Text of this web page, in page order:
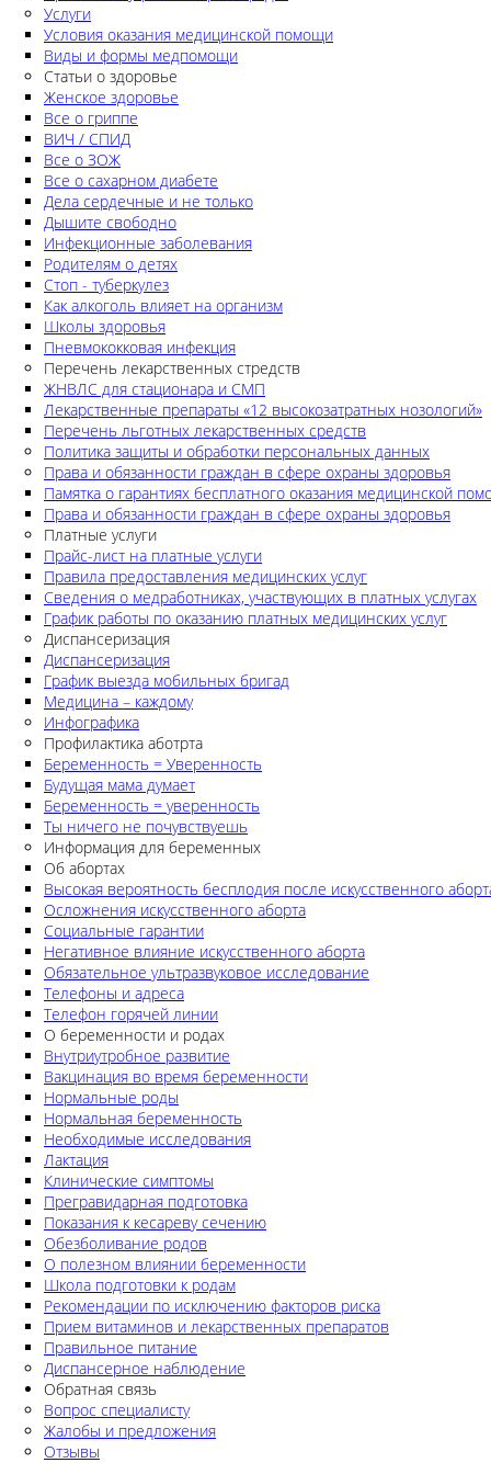
Услуги
Условия оказания медицинской помощи
Виды и формы медпомощи
Статьи о здоровье
Женское здоровье
Все о гриппе
ВИЧ / СПИД
Все о ЗОЖ
Все о сахарном диабете
Дела сердечные и не только
Дышите свободно
Инфекционные заболевания
Родителям о детях
Стоп - туберкулез
Как алкоголь влияет на организм
Школы здоровья
Пневмококковая инфекция
Перечень лекарственных стредств
ЖНВЛС для стационара и СМП
Лекарственные препараты «12 высокозатратных нозологий»
Перечень льготных лекарственных средств
Политика защиты и обработки персональных данных
Права и обязанности граждан в сфере охраны здоровья
Памятка о гарантиях бесплатного оказания медицинской
Права и обязанности граждан в сфере охраны здоровья
Платные услуги
Прайс-лист на платные услуги
Правила предоставления медицинских услуг
Сведения о медработниках, участвующих в платных услугах
График работы по оказанию платных медицинских услуг
Диспансеризация
Диспансеризация
График выезда мобильных бригад
Медицина – каждому
Инфографика
Профилактика аботрта
Беременность = Уверенность
Будущая мама думает
Беременность = уверенность
Ты ничего не почувствуешь
Информация для беременных
Об абортах
Высокая вероятность бесплодия после искусственного
Осложнения искусственного аборта
Социальные гарантии
Негативное влияние искусственного аборта
Обязательное ультразвуковое исследование
Телефоны и адреса
Телефон горячей линии
О беременности и родах
Внутриутробное развитие
Вакцинация во время беременности
Нормальные роды
Нормальная беременность
Необходимые исследования
Лактация
Клинические симптомы
Прегравидарная подготовка
Показания к кесареву сечению
Обезболивание родов
О полезном влиянии беременности
Школа подготовки к родам
Рекомендации по исключению факторов риска
Прием витаминов и лекарственных препаратов
Правильное питание
Диспансерное наблюдение
Обратная связь
Вопрос специалисту
Жалобы и предложения
Отзывы